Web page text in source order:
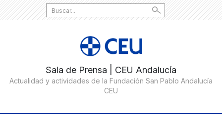
Search
for: